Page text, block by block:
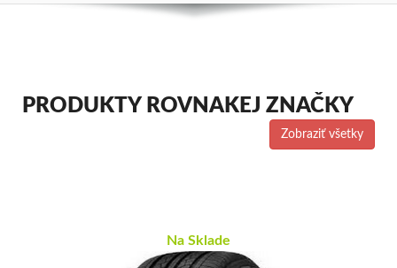
PRODUKTY ROVNAKEJ ZNAČKY
Zobraziť všetky
Na Sklade